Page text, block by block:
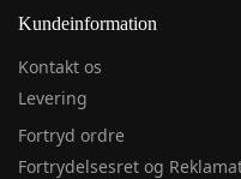
Kundeinformation
Kontakt os
Levering
Fortryd ordre
Fortrydelsesret og